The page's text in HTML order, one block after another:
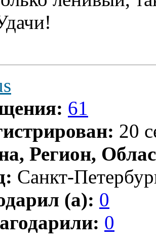
61
20
Регион,
Санкт-
(а): 0
0